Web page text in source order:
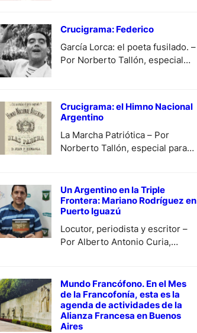
Crucigrama: Federico
García Lorca: el poeta fusilado. –
Por Norberto Tallón, especial
Crucigrama: el Himno Nacional
Argentino
La Marcha Patriótica – Por
Norberto Tallón, especial para
Un Argentino en la Triple
Frontera: Mariano Rodríguez en
Puerto Iguazú
Locutor, periodista y escritor –
Por Alberto Antonio Curia,
Mundo Francófono. En el Mes
de la Francofonía, esta es la
agenda de actividades de la
Alianza Francesa en Buenos
Aires